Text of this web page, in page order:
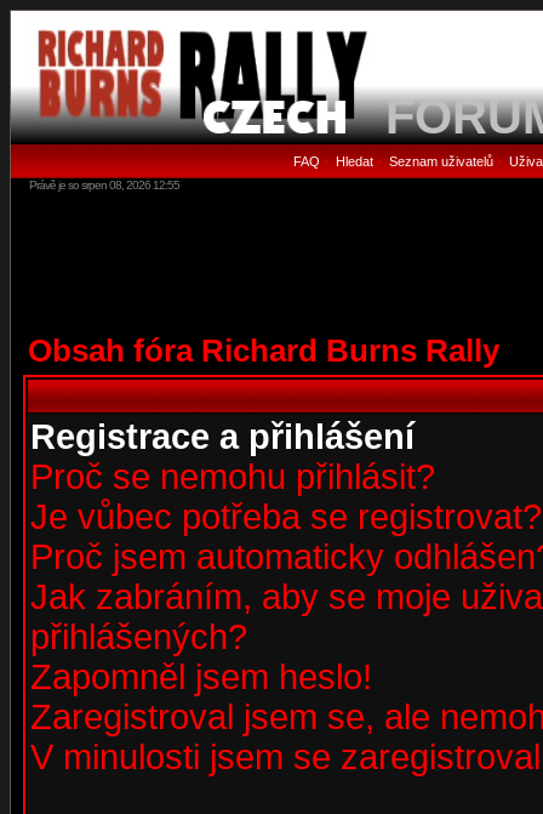
FAQ • Hledat• Seznam uživatelů•
Právě je so srpen 08, 2026 12:55
Obsah fóra Richard Burns Rally
Registrace a přihlášení
Proč se nemohu přihlásit?
Je vůbec potřeba se registrovat?
Proč jsem automaticky
Jak zabráním, aby se moje
přihlášených?
Zapomněl jsem heslo!
Zaregistroval jsem se, ale
V minulosti jsem se